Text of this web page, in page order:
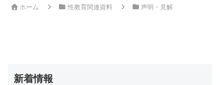
ホーム 性教育関連資料 声明・見解
新着情報